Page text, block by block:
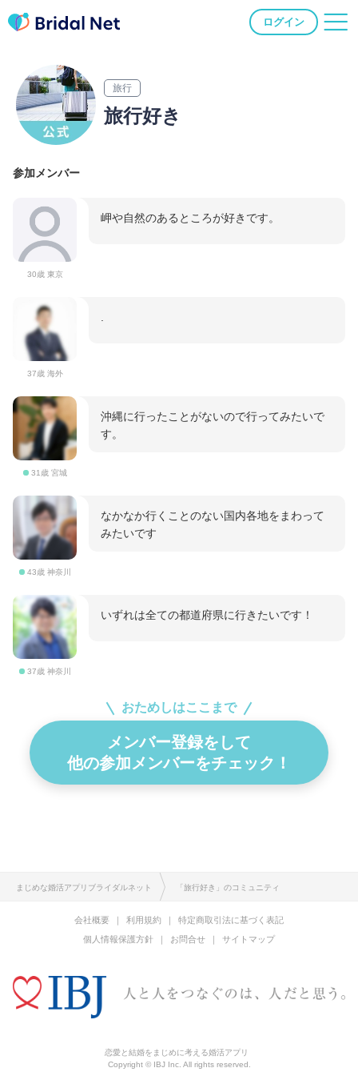
ログイン
旅行
旅行好き
参加メンバー
30歳 東京
岬や自然のあるところが好きです。
37歳 海外
31歳 宮城
沖縄に行ったことがないので行ってみたいで
す。
43歳 神奈川
なかなか行くことのない国内各地をまわって
みたいです
37歳 神奈川
いずれは全ての都道府県に行きたいです！
おためしはここまで
メンバー登録をして
他の参加メンバーをチェック！
まじめな婚活アプリブライダルネット 「旅行好き」のコミュニティ
会社概要 利用規約
特定商取引法に基づく表記
個人情報保護方針
お問合せ サイトマップ
恋愛と結婚をまじめに考える婚活アプリ
Copyright © IBJ Inc. All rights reserved.